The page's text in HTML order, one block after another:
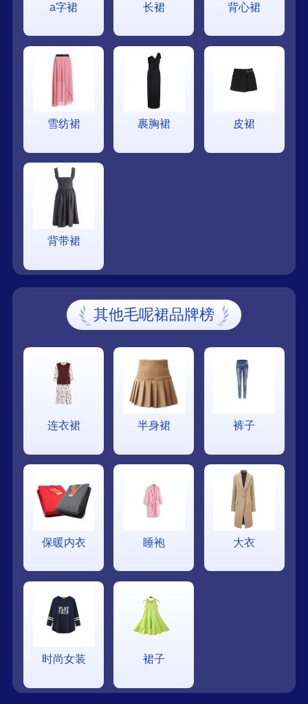
a字裙 长裙 背心裙
雪纺裙 裹胸裙 皮裙
背带裙
其他毛呢裙品牌榜
连衣裙 半身裙 裤子
保暖内衣 睡袍 大衣
时尚女装 裙子